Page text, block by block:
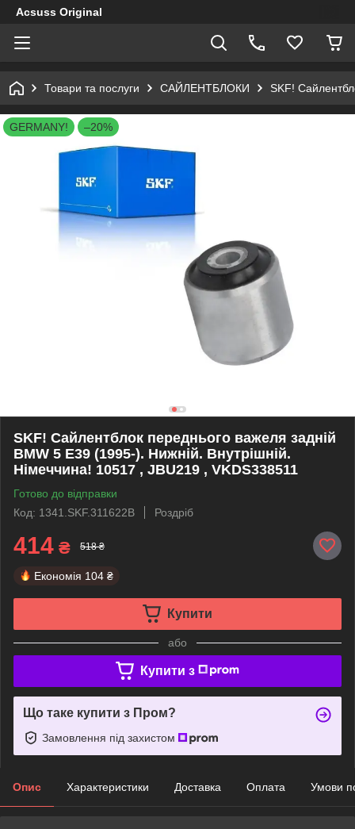
Acsuss Original
Товари та послуги САЙЛЕНТБЛОКИ SKF!
GERMANY! –20%
SKF! Сайлентблок переднього важеля задній
BMW 5 E39 (1995-). Нижній. Внутрішній.
Німеччина! 10517 , JBU219 , VKDS338511
Готово до відправки
Код: 1341.SKF.311622B
Роздріб
414 ₴ 518 ₴
Економія 104 ₴
Купити
або
Купити з
Що таке купити з Пром?
Замовлення під захистом
Опис Характеристики Доставка Оплата Умови